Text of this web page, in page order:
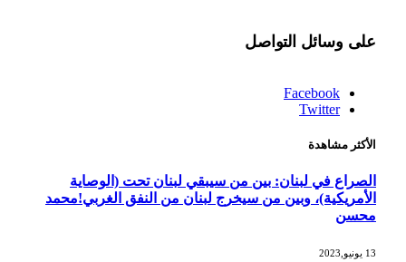
على وسائل التواصل
Facebook
Twitter
الأكثر مشاهدة
الصراع في لبنان: بين من سيبقي لبنان تحت (الوصاية
الأمريكية)، وبين من سيخرج لبنان من النفق الغربي!محمد
محسن
13 يونيو,2023